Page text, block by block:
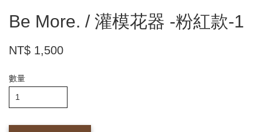
Be More. / 灌模花器 -粉紅款-1
NT$ 1,500
數量